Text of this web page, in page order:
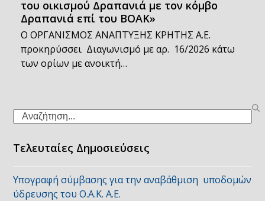
του οικισμού Δραπανιά με τον κόμβο
Δραπανιά επί του ΒΟΑΚ»
Ο ΟΡΓΑΝΙΣΜΟΣ ΑΝΑΠΤΥΞΗΣ ΚΡΗΤΗΣ Α.Ε.
προκηρύσσει Διαγωνισμό με αρ. 16/2026 κάτω
των ορίων με ανοικτή…
Search
Τελευταίες Δημοσιεύσεις
Υπογραφή σύμβασης για την αναβάθμιση υποδομών
ύδρευσης του Ο.Α.Κ. Α.Ε.